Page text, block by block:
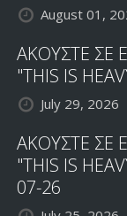
August 01,
ΑΚΟΥΣΤΕ
"THIS IS
July 29, 2026
ΑΚΟΥΣΤΕ
"THIS IS
07-26